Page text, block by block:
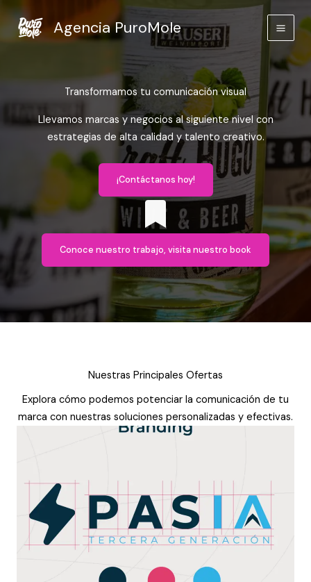
contenido
Agencia PuroMole
Transformamos tu comunicación visual
Llevamos marcas y negocios al siguiente nivel con
estrategias de alta calidad y talento creativo.
¡Contáctanos hoy!
Conoce nuestro trabajo, visita nuestro book
Nuestras Principales Ofertas
Explora cómo podemos potenciar la comunicación de tu
marca con nuestras soluciones personalizadas y efectivas.